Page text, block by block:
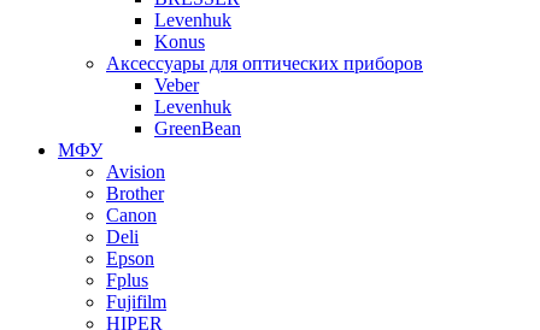
Levenhuk
Konus
Аксессуары для оптических приборов
Veber
Levenhuk
GreenBean
МФУ
Avision
Brother
Canon
Deli
Epson
Fplus
Fujifilm
HIPER